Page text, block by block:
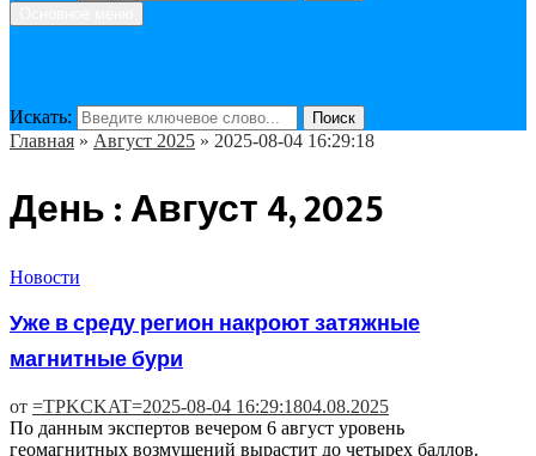
Искать: Поиск
Главная » Август 2025 » 2025-08-04 16:29:18
День : Август 4, 2025
Новости
Уже в среду регион накроют затяжные
магнитные бури
от =TPKCKAT=2025-08-04 16:29:1804.08.2025
По данным экспертов вечером 6 август уровень
геомагнитных возмущений вырастит до четырех баллов.